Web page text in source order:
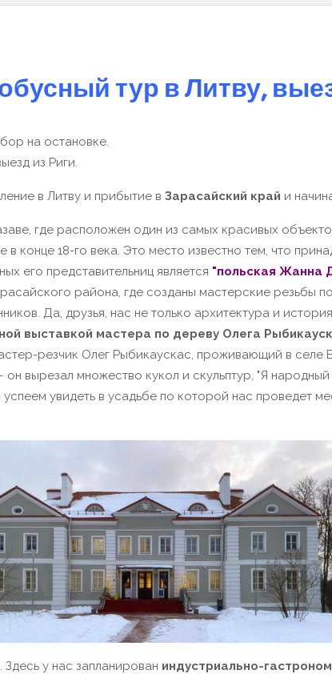
тур в Литву,
на остановке.
из Риги.
в Литву и прибытие в Зарасайский край и
где расположен один из самых красивых
в конце 18-го века. Это место известно тем, что
его представительниц является "польская Жанна
района, где созданы мастерские резьбы
Да, друзья, нас не только архитектура и
выставкой мастера по дереву Олега
резчик Олег Рыбикаускас, проживающий в селе
вырезал множество кукол и скульптур, "Я народный
увидеть в усадьбе по которой нас проведет
у нас запланирован индустриально-